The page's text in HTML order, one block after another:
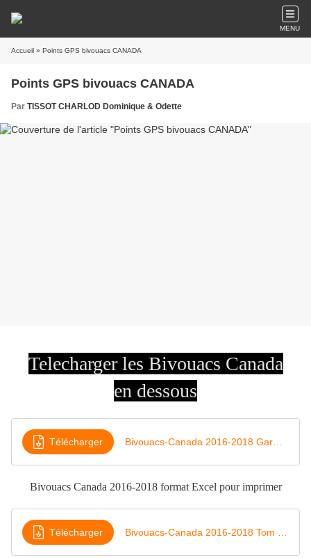
MENU
Accueil » Points GPS bivouacs CANADA
Points GPS bivouacs CANADA
Par TISSOT CHARLOD Dominique & Odette
Telecharger les Bivouacs Canada
en dessous
Télécharger
Bivouacs Canada 2016-2018 format Excel pour imprimer
Télécharger